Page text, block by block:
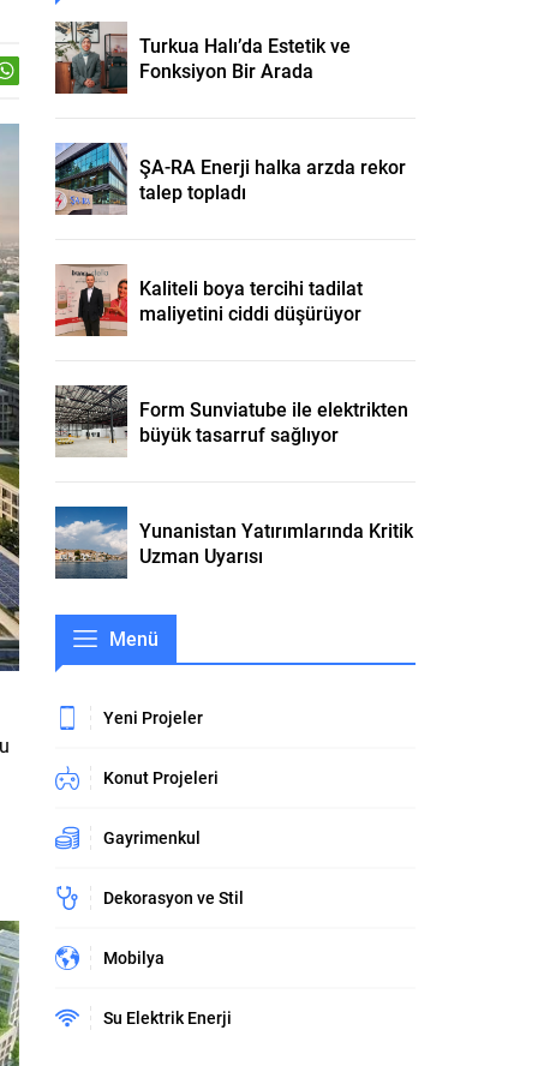
Turkua Halı’da Estetik ve
Fonksiyon Bir Arada
ŞA-RA Enerji halka arzda rekor
talep topladı
Kaliteli boya tercihi tadilat
maliyetini ciddi düşürüyor
Form Sunviatube ile elektrikten
büyük tasarruf sağlıyor
Yunanistan Yatırımlarında Kritik
Uzman Uyarısı
Menü
Yeni Projeler
Konut Projeleri
Gayrimenkul
Dekorasyon ve Stil
Mobilya
Su Elektrik Enerji